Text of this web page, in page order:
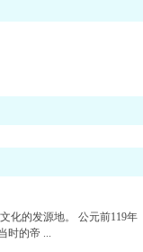
化的发源地。 公元前119年
时的帝 ...